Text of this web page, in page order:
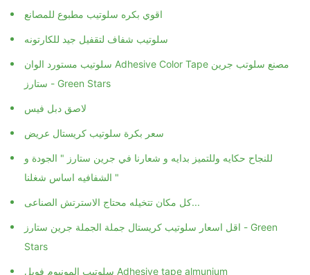
اقوي بكره سلوتيب مطبوع للمصانع
سلوتيب شفاف لتقفيل جيد للكارتونه
سلوتيب مستورد الوان Adhesive Color Tape مصنع سلوتب جرين
ستارز - Green Stars
لاصق دبل فيس
سعر بكرة سلوتيب كريستال عريض
للنجاح حكايه وللتميز بدايه و شعارنا في جرين ستارز " الجودة و
الشفافيه اساس شغلنا "
اقل اسعار سلوتيب كريستال جملة الجملة جرين ستارز - Green
Stars
سلوتيب المونيوم فويل Adhesive tape almunium